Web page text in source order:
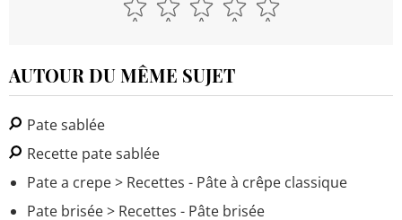
AUTOUR DU MÊME SUJET
Pate sablée
Recette pate sablée
Pate a crepe> Recettes - Pâte à crêpe classique
Pate brisée> Recettes - Pâte brisée